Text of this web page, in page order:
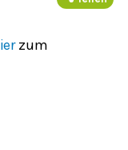
zum